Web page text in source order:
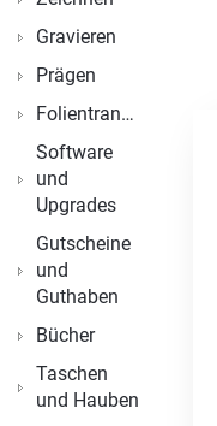
Gravieren
Prägen
Folientransfer
Software
und
Upgrades
Gutscheine
und
Guthaben
Bücher
Taschen
und Hauben